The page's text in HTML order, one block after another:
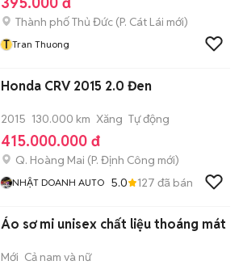
Thành phố Thủ Đức (P. Cát Lái mới)
T Tran Thuong
Honda CRV 2015 2.0 Đen
2015 130.000 km Xăng Tự động
415.000.000 đ
Q. Hoàng Mai (P. Định Công mới)
NHẬT DOANH AUTO 5.0 127 đã bán
Áo sơ mi unisex chất liệu thoáng mát
Mới Cả nam và nữ